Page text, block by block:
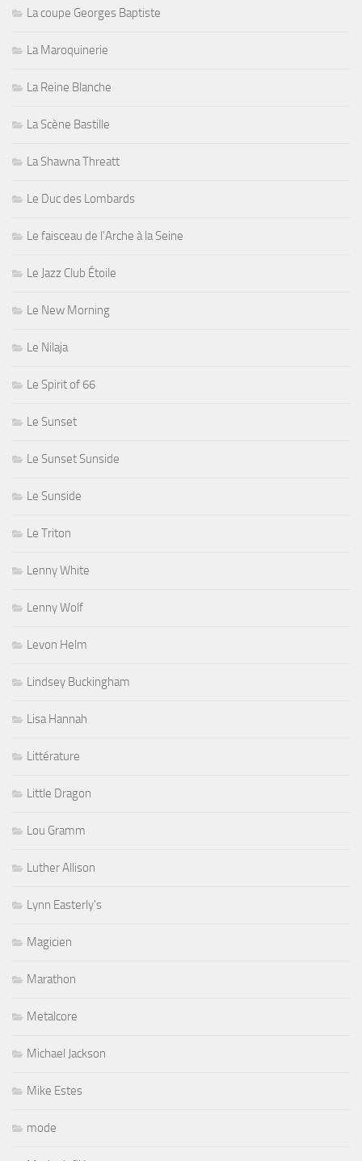
La coupe Georges Baptiste
La Maroquinerie
La Reine Blanche
La Scène Bastille
La Shawna Threatt
Le Duc des Lombards
Le faisceau de l'Arche à la Seine
Le Jazz Club Étoile
Le New Morning
Le Nilaja
Le Spirit of 66
Le Sunset
Le Sunset Sunside
Le Sunside
Le Triton
Lenny White
Lenny Wolf
Levon Helm
Lindsey Buckingham
Lisa Hannah
Littérature
Little Dragon
Lou Gramm
Luther Allison
Lynn Easterly's
Magicien
Marathon
Metalcore
Michael Jackson
Mike Estes
mode